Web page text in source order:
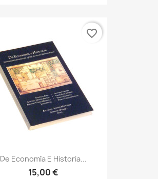
De Economía E Historia...
15,00 €
favorite_border